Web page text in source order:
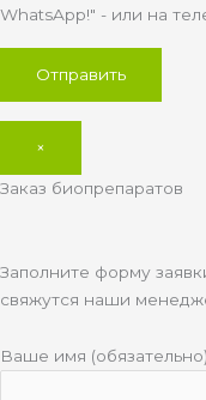
WhatsApp!" - или на
×
Заказ биопрепаратов
Заполните форму
свяжутся наши
Ваше имя (обязательно)